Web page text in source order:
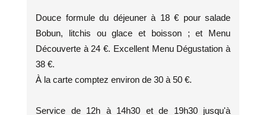
Douce formule du déjeuner à 18 € pour salade
Bobun, litchis ou glace et boisson ; et Menu
Découverte à 24 €. Excellent Menu Dégustation à
38 €.
À la carte comptez environ de 30 à 50 €.
Service de 12h à 14h30 et de 19h30 jusqu'à